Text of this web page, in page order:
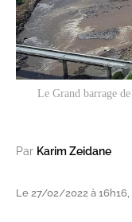
Le Grand barrage
Par Karim Zeidane
Le 27/02/2022 à